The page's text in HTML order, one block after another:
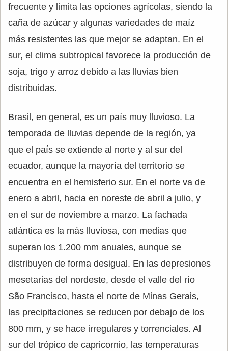
frecuente y limita las opciones agrícolas, siendo la
caña de azúcar y algunas variedades de maíz
más resistentes las que mejor se adaptan. En el
sur, el clima subtropical favorece la producción de
soja, trigo y arroz debido a las lluvias bien
distribuidas.
Brasil, en general, es un país muy lluvioso. La
temporada de lluvias depende de la región, ya
que el país se extiende al norte y al sur del
ecuador, aunque la mayoría del territorio se
encuentra en el hemisferio sur. En el norte va de
enero a abril, hacia en noreste de abril a julio, y
en el sur de noviembre a marzo. La fachada
atlántica es la más lluviosa, con medias que
superan los 1.200 mm anuales, aunque se
distribuyen de forma desigual. En las depresiones
mesetarias del nordeste, desde el valle del río
São Francisco, hasta el norte de Minas Gerais,
las precipitaciones se reducen por debajo de los
800 mm, y se hace irregulares y torrenciales. Al
sur del trópico de capricornio, las temperaturas